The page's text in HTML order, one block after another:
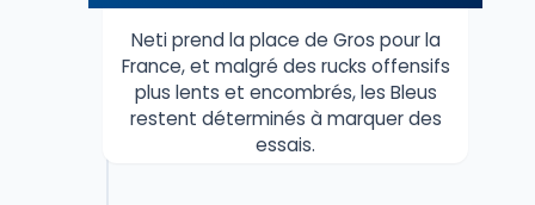
Neti prend la place de Gros pour la
France, et malgré des rucks offensifs
plus lents et encombrés, les Bleus
restent déterminés à marquer des
essais.